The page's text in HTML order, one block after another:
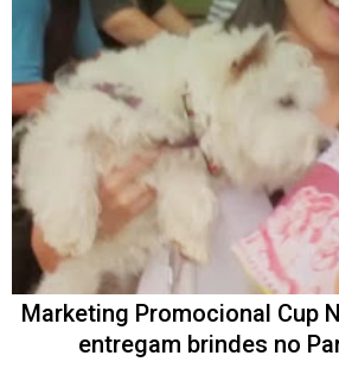
Marketing Promocional Cup
entregam brindes no